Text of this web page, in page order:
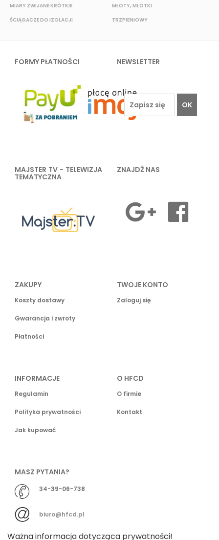
MIARY ZWIJANE KRÓTKIE
ŚCIĄGACZE DO IZOLACJI
MŁOTY, MŁOTKI
TRZPIENIOWY
FORMY PŁATNOŚCI NEWSLETTER
OK
MAJSTER TV - TELEWIZJA
TEMATYCZNA
ZNAJDŹ NAS
ZAKUPY
Koszty dostawy
Gwarancja i zwroty
Płatności
TWOJE KONTO
Zaloguj się
INFORMACJE
Regulamin
Polityka prywatności
Jak kupować
O HFCD
O firmie
Kontakt
MASZ PYTANIA?
34-39-06-738
biuro@hfcd.pl
Ważna informacja dotycząca prywatności!